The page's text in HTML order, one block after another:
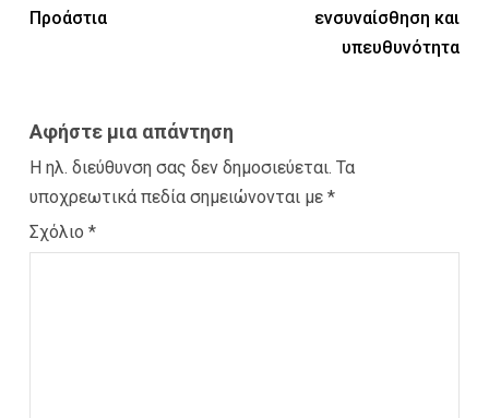
Προάστια
ενσυναίσθηση και
υπευθυνότητα
Αφήστε μια απάντηση
Η ηλ. διεύθυνση σας δεν δημοσιεύεται. Τα
υποχρεωτικά πεδία σημειώνονται με *
Σχόλιο *